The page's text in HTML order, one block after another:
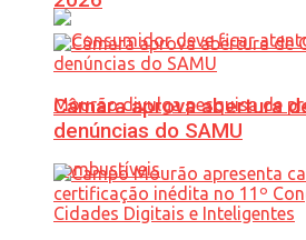
Câmara aprova abertura
denúncias do SAMU